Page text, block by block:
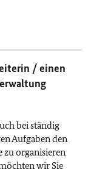
/ einen
bei ständig
Aufgaben den
zu organisieren
wir Sie